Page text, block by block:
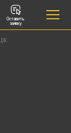
Оставить
заявку